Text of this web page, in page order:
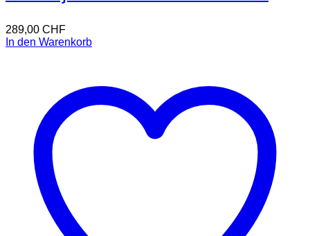
289,00 CHF
In den Warenkorb